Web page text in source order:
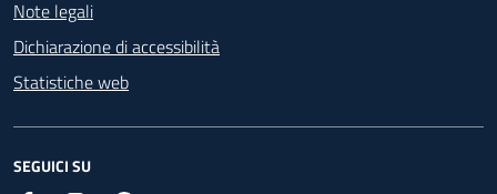
Note legali
Dichiarazione di accessibilità
Statistiche web
SEGUICI SU